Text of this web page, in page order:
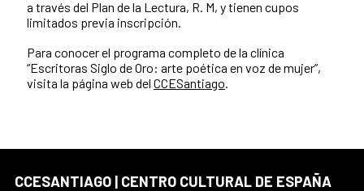
a través del Plan de la Lectura, R. M, y tienen cupos
limitados previa inscripción.
Para conocer el programa completo de la clínica
“Escritoras Siglo de Oro: arte poética en voz de mujer”,
visita la página web del CCESantiago
CCESANTIAGO | CENTRO CULTURAL DE ESPAÑA